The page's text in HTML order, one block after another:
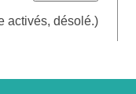
activés, désolé.)